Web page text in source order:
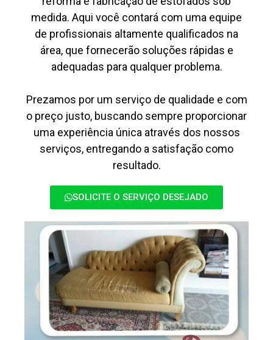
medida. Aqui você contará com uma equipe
de profissionais altamente qualificados na
área, que fornecerão soluções rápidas e
adequadas para qualquer problema.
Prezamos por um serviço de qualidade e com
o preço justo, buscando sempre proporcionar
uma experiência única através dos nossos
serviços, entregando a satisfação como
resultado.
SOLICITE O SERVIÇO DESEJADO